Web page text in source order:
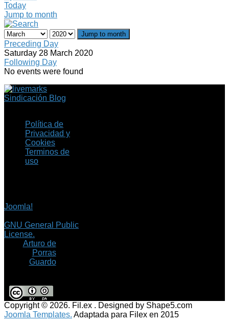
Today
Jump to month
Jump to month
Preceding Day
Saturday 28 March 2020
Following Day
No events were found
Sindicación Blog
Política de
Privacidad y
Cookies
Terminos de
uso
Joomla!
GNU General Public
License.
Arturo de
Porras
Guardo
Copyright © 2026. Fil.ex . Designed by Shape5.com
Joomla Templates. Adaptada para Filex en 2015